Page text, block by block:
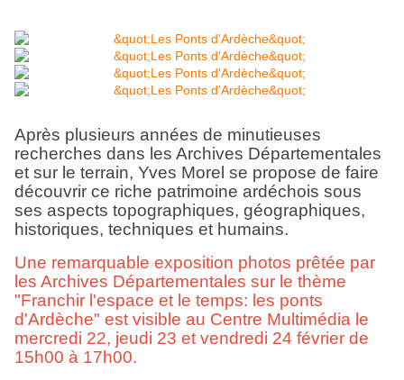
Après plusieurs années de minutieuses
recherches dans les Archives Départementales
et sur le terrain, Yves Morel se propose de faire
découvrir ce riche patrimoine ardéchois sous
ses aspects topographiques, géographiques,
historiques, techniques et humains.
Une remarquable exposition photos prêtée par
les Archives Départementales sur le thème
"Franchir l'espace et le temps: les ponts
d'Ardèche" est visible au Centre Multimédia le
mercredi 22, jeudi 23 et vendredi 24 février de
15h00 à 17h00.